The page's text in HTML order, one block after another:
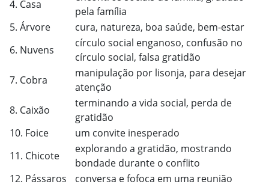
4. Casa
pela família
5. Árvore
cura, natureza, boa saúde, bem-estar
6. Nuvens
círculo social enganoso, confusão no
círculo social, falsa gratidão
7. Cobra
manipulação por lisonja, para desejar
atenção
8. Caixão
terminando a vida social, perda de
gratidão
10. Foice
um convite inesperado
11. Chicote
explorando a gratidão, mostrando
bondade durante o conflito
12. Pássaros
conversa e fofoca em uma reunião